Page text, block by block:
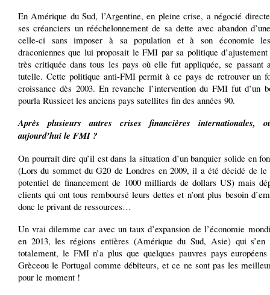
En Amérique du Sud, l’Argentine, en pleine crise, a négocié
ses créanciers un rééchelonnement de sa dette avec abandon
celle-ci sans imposer à sa population et à son économie
draconiennes que lui proposait le FMI par sa politique
très critiquée dans tous les pays où elle fut appliquée, se passant
tutelle. Cette politique anti-FMI permit à ce pays de retrouver un
croissance dès 2003. En revanche l’intervention du FMI fut d’un
pourla Russieet les anciens pays satellites fin des années 90.
Après plusieurs autres crises financières internationales,
aujourd’hui le FMI ?
On pourrait dire qu’il est dans la situation d’un banquier solide en
(Lors du sommet du G20 de Londres en 2009, il a été décidé de le
potentiel de financement de 1000 milliards de dollars US) mais
clients qui ont tous remboursé leurs dettes et n’ont plus besoin
donc le privant de ressources…
Un vrai dilemme car avec un taux d’expansion de l’économie
en 2013, les régions entières (Amérique du Sud, Asie) qui s’en
totalement, le FMI n’a plus que quelques pauvres pays
Grèceou le Portugal comme débiteurs, et ce ne sont pas les
pour le moment !